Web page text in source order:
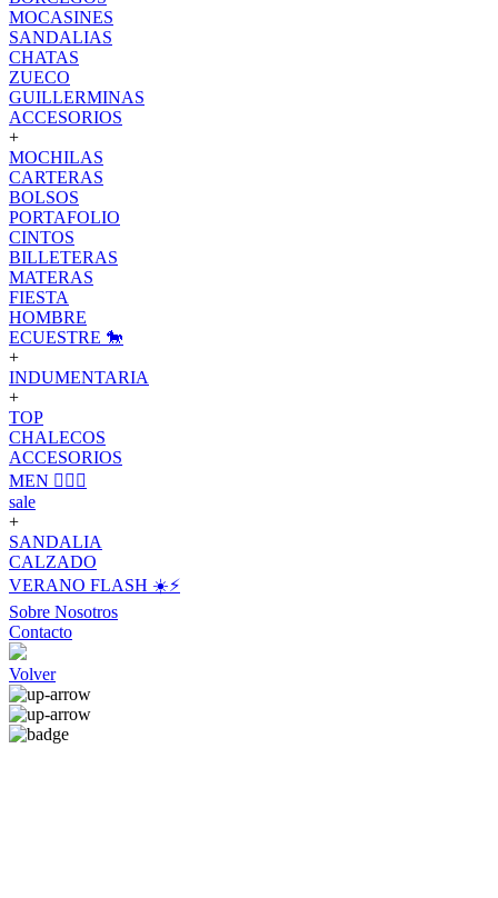
MOCASINES
SANDALIAS
CHATAS
ZUECO
GUILLERMINAS
ACCESORIOS
+
MOCHILAS
CARTERAS
BOLSOS
PORTAFOLIO
CINTOS
BILLETERAS
MATERAS
FIESTA
HOMBRE
ECUESTRE 🐎
+
INDUMENTARIA
+
TOP
CHALECOS
ACCESORIOS
MEN 🙋🏽‍♂️
sale
+
SANDALIA
CALZADO
VERANO FLASH ☀️⚡️
Sobre Nosotros
Contacto
Volver